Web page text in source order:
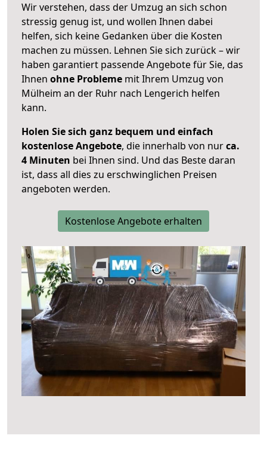
Wir verstehen, dass der Umzug an sich schon
stressig genug ist, und wollen Ihnen dabei
helfen, sich keine Gedanken über die Kosten
machen zu müssen. Lehnen Sie sich zurück – wir
haben garantiert passende Angebote für Sie, das
Ihnen ohne Probleme mit Ihrem Umzug von
Mülheim an der Ruhr nach Lengerich helfen
kann.
Holen Sie sich ganz bequem und einfach
kostenlose Angebote, die innerhalb von nurca.
4 Minuten bei Ihnen sind. Und das Beste daran
ist, dass all dies zu erschwinglichen Preisen
angeboten werden.
Kostenlose Angebote erhalten